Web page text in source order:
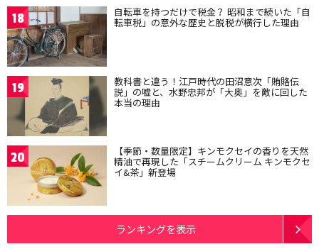
18 自転車を持つだけで税金？ 昭和まで続いた「自
転車税」の意外な歴史と脱税が横行した理由
19 教科書と違う！江戸時代の田沼意次「賄賂伝
説」の嘘と、水野忠邦が「大奥」を敵に回した
本当の理由
20 【季節・数量限定】キンモクセイの香りを天然
精油で再現した「スチームクリーム キンモクセ
イ&茶」新登場
ランキングを表示